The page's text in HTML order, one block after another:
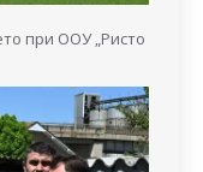
при ООУ „Ристо